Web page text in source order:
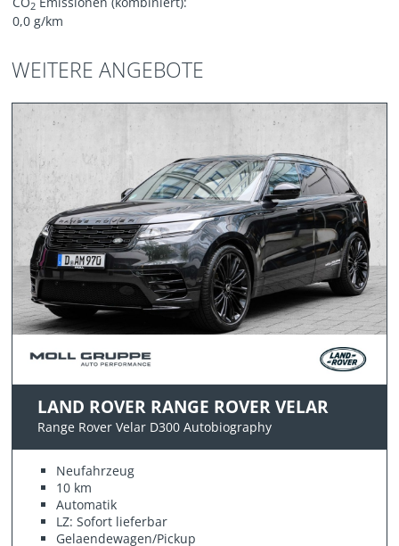
2
0,0 g/km
WEITERE ANGEBOTE
LAND ROVER RANGE ROVER VELAR
Range Rover Velar D300 Autobiography
Neufahrzeug
10 km
Automatik
LZ: Sofort lieferbar
Gelaendewagen/Pickup